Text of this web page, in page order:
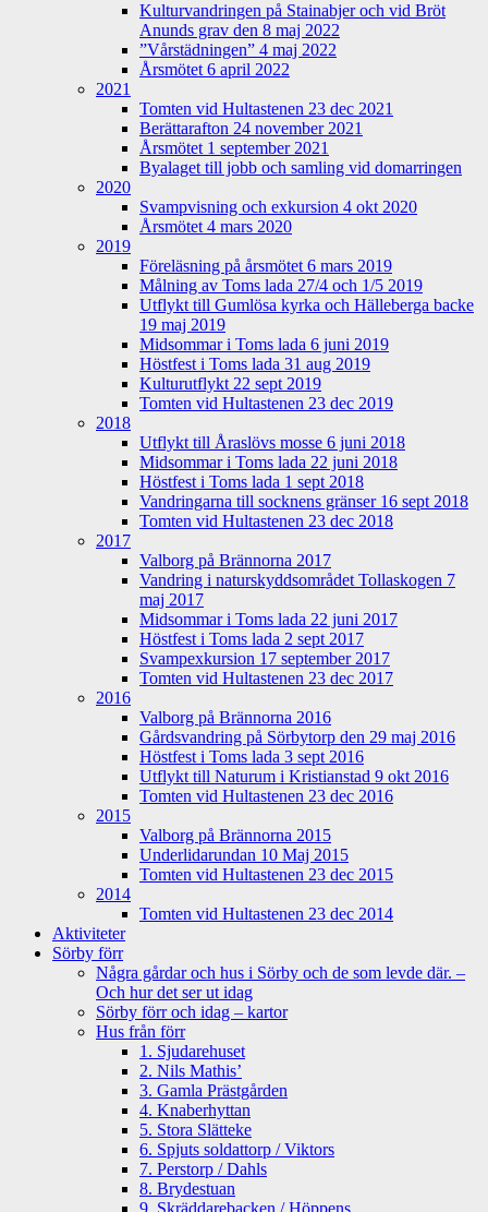
Kulturvandringen på Stainabjer och vid Bröt
Anunds grav den 8 maj 2022
”Vårstädningen” 4 maj 2022
Årsmötet 6 april 2022
2021
Tomten vid Hultastenen 23 dec 2021
Berättarafton 24 november 2021
Årsmötet 1 september 2021
Byalaget till jobb och samling vid domarringen
2020
Svampvisning och exkursion 4 okt 2020
Årsmötet 4 mars 2020
2019
Föreläsning på årsmötet 6 mars 2019
Målning av Toms lada 27/4 och 1/5 2019
Utflykt till Gumlösa kyrka och Hälleberga backe
19 maj 2019
Midsommar i Toms lada 6 juni 2019
Höstfest i Toms lada 31 aug 2019
Kulturutflykt 22 sept 2019
Tomten vid Hultastenen 23 dec 2019
2018
Utflykt till Åraslövs mosse 6 juni 2018
Midsommar i Toms lada 22 juni 2018
Höstfest i Toms lada 1 sept 2018
Vandringarna till socknens gränser 16 sept 2018
Tomten vid Hultastenen 23 dec 2018
2017
Valborg på Brännorna 2017
Vandring i naturskyddsområdet Tollaskogen 7
maj 2017
Midsommar i Toms lada 22 juni 2017
Höstfest i Toms lada 2 sept 2017
Svampexkursion 17 september 2017
Tomten vid Hultastenen 23 dec 2017
2016
Valborg på Brännorna 2016
Gårdsvandring på Sörbytorp den 29 maj 2016
Höstfest i Toms lada 3 sept 2016
Utflykt till Naturum i Kristianstad 9 okt 2016
Tomten vid Hultastenen 23 dec 2016
2015
Valborg på Brännorna 2015
Underlidarundan 10 Maj 2015
Tomten vid Hultastenen 23 dec 2015
2014
Tomten vid Hultastenen 23 dec 2014
Aktiviteter
Sörby förr
Några gårdar och hus i Sörby och de som levde där. –
Och hur det ser ut idag
Sörby förr och idag – kartor
Hus från förr
1. Sjudarehuset
2. Nils Mathis’
3. Gamla Prästgården
4. Knaberhyttan
5. Stora Slätteke
6. Spjuts soldattorp / Viktors
7. Perstorp / Dahls
8. Brydestuan